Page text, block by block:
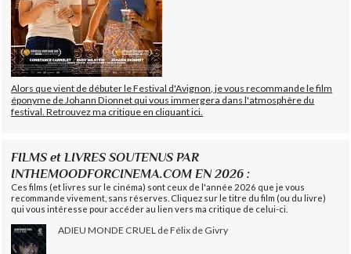
Alors que vient de débuter le Festival d'Avignon, je vous recommande le film
éponyme de Johann Dionnet qui vous immergera dans l'atmosphère du
festival. Retrouvez ma critique en cliquant ici.
FILMS et LIVRES SOUTENUS PAR
INTHEMOODFORCINEMA.COM EN 2026 :
Ces films (et livres sur le cinéma) sont ceux de l'année 2026 que je vous
recommande vivement, sans réserves. Cliquez sur le titre du film (ou du livre)
qui vous intéresse pour accéder au lien vers ma critique de celui-ci.
ADIEU MONDE CRUEL de Félix de Givry